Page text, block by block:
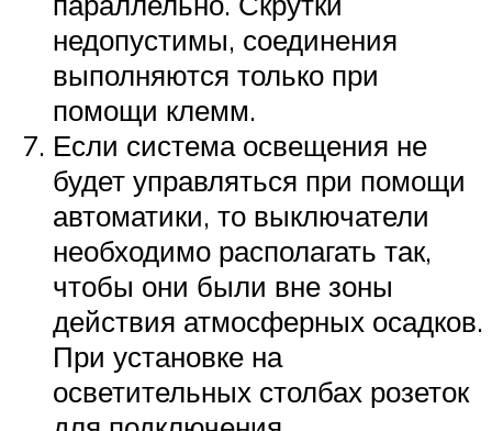
недопустимы, соединения
выполняются только при
помощи клемм.
Если система освещения не
будет управляться при помощи
автоматики, то выключатели
необходимо располагать так,
чтобы они были вне зоны
действия атмосферных осадков.
При установке на
осветительных столбах розеток